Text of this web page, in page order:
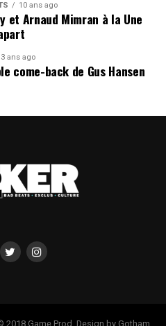
10 ans ago
et Arnaud Mimran à la Une
3 ans ago
come-back de Gus Hansen
2018 Game Prod. Design by Gotham